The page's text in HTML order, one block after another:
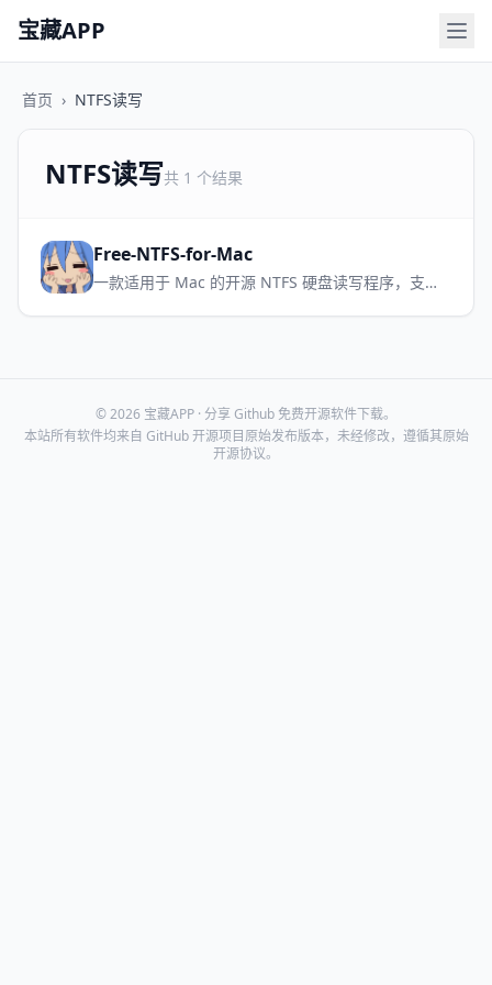
宝藏APP
首页 › NTFS读写
NTFS读写共 1 个结果
Free-NTFS-for-Mac
一款适用于 Mac 的开源 NTFS 硬盘读写程序，支持所有 Mac 机型，让NTFS设备管理更加简单方便
© 2026 宝藏APP · 分享 Github 免费开源软件下载。
本站所有软件均来自 GitHub 开源项目原始发布版本，未经修改，遵循其原始
开源协议。